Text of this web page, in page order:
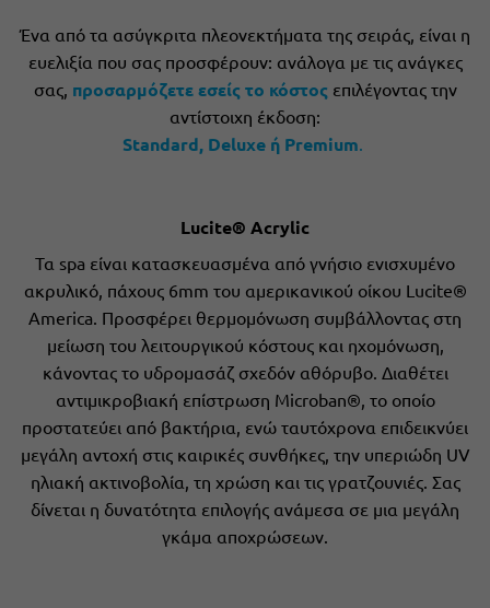
Ένα από τα ασύγκριτα πλεονεκτήματα της σειράς, είναι η
ευελιξία που σας προσφέρουν: ανάλογα με τις ανάγκες
σας, προσαρμόζετε εσείς το κόστος επιλέγοντας την
αντίστοιχη έκδοση:
Standard, Deluxe ή Premium.
Lucite® Acrylic
Τα spa είναι κατασκευασμένα από γνήσιο ενισχυμένο
ακρυλικό, πάχους 6mm του αμερικανικού οίκου Lucite®
America. Προσφέρει θερμομόνωση συμβάλλοντας στη
μείωση του λειτουργικού κόστους και ηχομόνωση,
κάνοντας το υδρομασάζ σχεδόν αθόρυβο. Διαθέτει
αντιμικροβιακή επίστρωση Microban®, το οποίο
προστατεύει από βακτήρια, ενώ ταυτόχρονα επιδεικνύει
μεγάλη αντοχή στις καιρικές συνθήκες, την υπεριώδη UV
ηλιακή ακτινοβολία, τη χρώση και τις γρατζουνιές. Σας
δίνεται η δυνατότητα επιλογής ανάμεσα σε μια μεγάλη
γκάμα αποχρώσεων.